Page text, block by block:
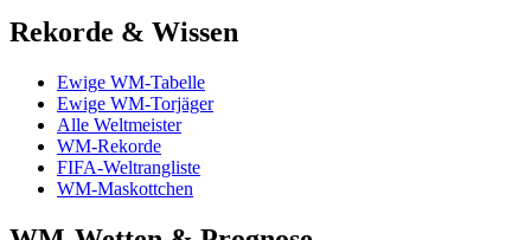
Rekorde & Wissen
Ewige WM-Tabelle
Ewige WM-Torjäger
Alle Weltmeister
WM-Rekorde
FIFA-Weltrangliste
WM-Maskottchen